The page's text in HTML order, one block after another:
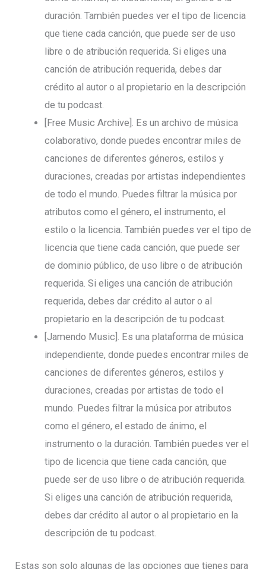
duración. También puedes ver el tipo de licencia
que tiene cada canción, que puede ser de uso
libre o de atribución requerida. Si eliges una
canción de atribución requerida, debes dar
crédito al autor o al propietario en la descripción
de tu podcast.
[Free Music Archive]. Es un archivo de música
colaborativo, donde puedes encontrar miles de
canciones de diferentes géneros, estilos y
duraciones, creadas por artistas independientes
de todo el mundo. Puedes filtrar la música por
atributos como el género, el instrumento, el
estilo o la licencia. También puedes ver el tipo de
licencia que tiene cada canción, que puede ser
de dominio público, de uso libre o de atribución
requerida. Si eliges una canción de atribución
requerida, debes dar crédito al autor o al
propietario en la descripción de tu podcast.
[Jamendo Music]. Es una plataforma de música
independiente, donde puedes encontrar miles de
canciones de diferentes géneros, estilos y
duraciones, creadas por artistas de todo el
mundo. Puedes filtrar la música por atributos
como el género, el estado de ánimo, el
instrumento o la duración. También puedes ver el
tipo de licencia que tiene cada canción, que
puede ser de uso libre o de atribución requerida.
Si eliges una canción de atribución requerida,
debes dar crédito al autor o al propietario en la
descripción de tu podcast.
Estas son solo algunas de las opciones que tienes para